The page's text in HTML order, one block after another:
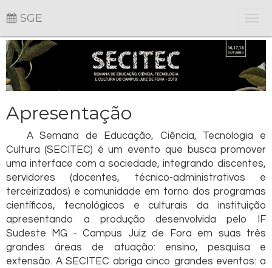
SGE
Apresentação
A Semana de Educação, Ciência, Tecnologia e
Cultura (SECITEC) é um evento que busca promover
uma interface com a sociedade, integrando discentes,
servidores (docentes, técnico-administrativos e
terceirizados) e comunidade em torno dos programas
científicos, tecnológicos e culturais da instituição
apresentando a produção desenvolvida pelo IF
Sudeste MG - Campus Juiz de Fora em suas três
grandes áreas de atuação: ensino, pesquisa e
extensão. A SECITEC abriga cinco grandes eventos: a